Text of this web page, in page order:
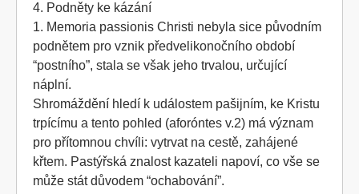
4. Podněty ke kázání
1. Memoria passionis Christi nebyla sice původním
podnětem pro vznik předvelikonočního období
“postního”, stala se však jeho trvalou, určující
náplní.
Shromáždění hledí k událostem pašijním, ke Kristu
trpícímu a tento pohled (aforóntes v.2) má význam
pro přítomnou chvíli: vytrvat na cestě, zahájené
křtem. Pastýřská znalost kazateli napoví, co vše se
může stát důvodem “ochabování”.